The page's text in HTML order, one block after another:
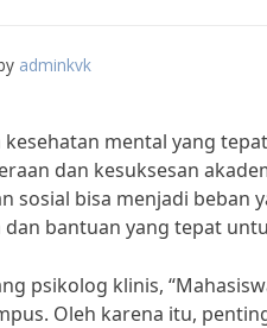
adminkvk
mental yang
dan kesuksesan
sosial bisa menjadi beban
bantuan yang tepat
psikolog klinis,
Oleh karena itu,